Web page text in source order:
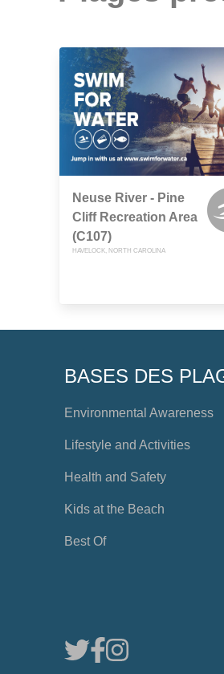
Neuse River - Pine
Cliff Recreation Area
(C107)
HAVELOCK, NORTH CAROLINA
BASES DES
Environmental Awareness
Lifestyle and Activities
Health and Safety
Kids at the Beach
Best Of